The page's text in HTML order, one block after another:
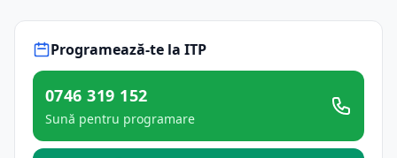
Programează-te la ITP
0746 319 152
Sună pentru programare